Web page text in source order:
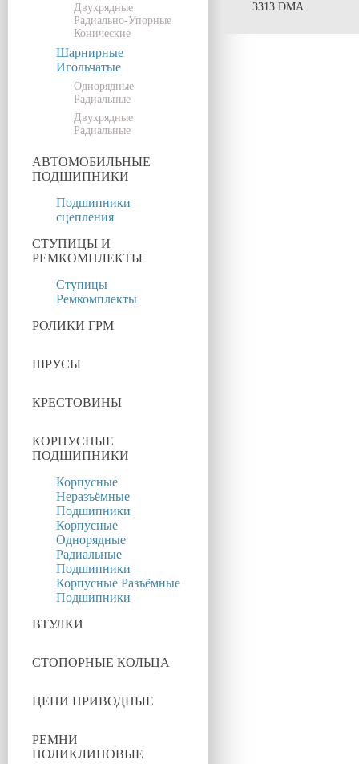
Двухрядные
Радиально-Упорные
Конические
Шарнирные
Игольчатые
Однорядные
Радиальные
Двухрядные
Радиальные
АВТОМОБИЛЬНЫЕ
ПОДШИПНИКИ
Подшипники
сцепления
СТУПИЦЫ И
РЕМКОМПЛЕКТЫ
Ступицы
Ремкомплекты
РОЛИКИ ГРМ
ШРУСЫ
КРЕСТОВИНЫ
КОРПУСНЫЕ
ПОДШИПНИКИ
Корпусные
Неразъёмные
Подшипники
Корпусные
Однорядные
Радиальные
Подшипники
Корпусные Разъёмные
Подшипники
ВТУЛКИ
СТОПОРНЫЕ КОЛЬЦА
ЦЕПИ ПРИВОДНЫЕ
РЕМНИ
ПОЛИКЛИНОВЫЕ
3313 DMA